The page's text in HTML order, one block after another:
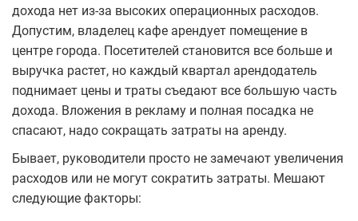
дохода нет из-за высоких операционных расходов.
Допустим, владелец кафе арендует помещение в
центре города. Посетителей становится все больше и
выручка растет, но каждый квартал арендодатель
поднимает цены и траты съедают все большую часть
дохода. Вложения в рекламу и полная посадка не
спасают, надо сокращать затраты на аренду.
Бывает, руководители просто не замечают увеличения
расходов или не могут сократить затраты. Мешают
следующие факторы: